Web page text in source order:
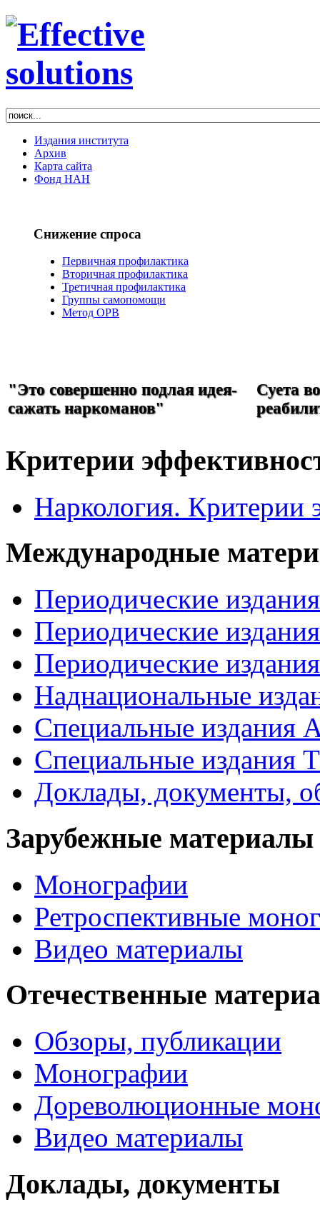
Издания института
Архив
Карта сайта
Фонд НАН
Снижение спроса
Первичная профилактика
Вторичная профилактика
Третичная профилактика
Группы самопомощи
Метод ОРВ
"Это совершенно подлая идея-
сажать наркоманов"
Суета
Критерии
Наркология. Критерии
Международные
Периодические
Периодические
Периодические
Наднациональные
Специальные издания
Специальные издания
Доклады, документы,
Зарубежные материалы
Монографии
Ретроспективные
Видео материалы
Отечественные
Обзоры, публикации
Монографии
Дореволюционные
Видео материалы
Доклады, документы